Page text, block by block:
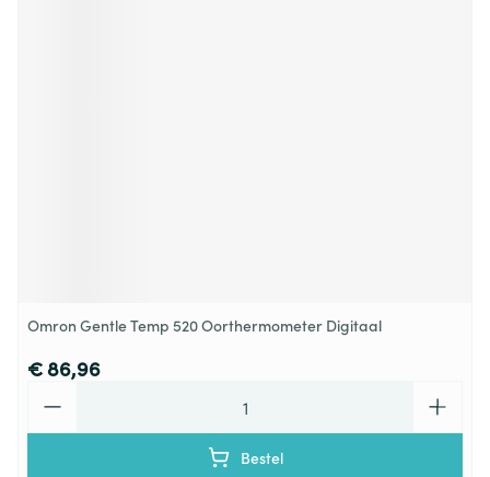
Omron Gentle Temp 520 Oorthermometer Digitaal
€ 86,96
Bestel